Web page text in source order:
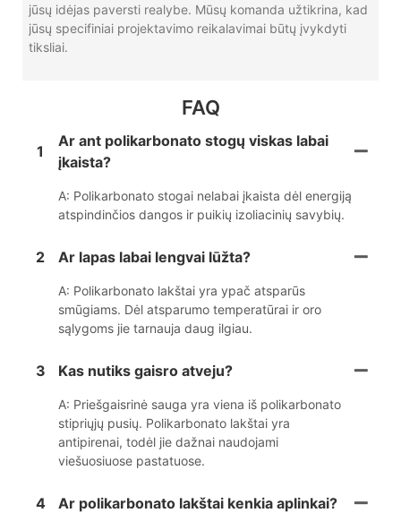
jūsų idėjas paversti realybe. Mūsų komanda užtikrina, kad
jūsų specifiniai projektavimo reikalavimai būtų įvykdyti
tiksliai.
FAQ
1
Ar ant polikarbonato stogų viskas labai
įkaista?
A: Polikarbonato stogai nelabai įkaista dėl energiją
atspindinčios dangos ir puikių izoliacinių savybių.
2 Ar lapas labai lengvai lūžta?
A: Polikarbonato lakštai yra ypač atsparūs
smūgiams. Dėl atsparumo temperatūrai ir oro
sąlygoms jie tarnauja daug ilgiau.
3 Kas nutiks gaisro atveju?
A: Priešgaisrinė sauga yra viena iš polikarbonato
stipriųjų pusių. Polikarbonato lakštai yra
antipirenai, todėl jie dažnai naudojami
viešuosiuose pastatuose.
4 Ar polikarbonato lakštai kenkia aplinkai?